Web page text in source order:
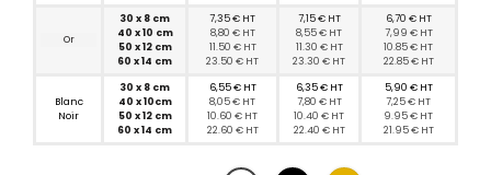
Or
30 x 8 cm
40 x 10 cm
50 x 12 cm
60 x 14 cm
7,35 € HT
8,80 € HT
11.50 € HT
23.50 € HT
7,15 € HT
8,55 € HT
11.30 € HT
23.30 € HT
6,70 € HT
7,99 € HT
10.85€ HT
22.85€ HT
Blanc
Noir
30 x 8 cm
40 x 10cm
50 x 12 cm
60 x 14 cm
6,55 € HT
8,05 € HT
10.60 € HT
22.60 € HT
6,35 € HT
7,80 € HT
10.40 € HT
22.40 € HT
5,90 € HT
7,25 € HT
9.95€ HT
21.95€ HT